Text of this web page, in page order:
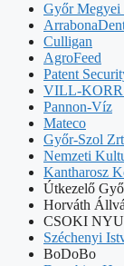
Győr Megyei
Culligan
AgroFeed
Patent
VILL-
Pannon-Víz
Mateco
Győr-Szol
Nemzeti
Kantharosz
Útkezelő
Horváth
CSOKI
Széchenyi
BoDoBo